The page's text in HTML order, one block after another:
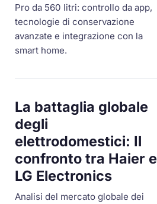
Pro da 560 litri: controllo da app,
tecnologie di conservazione
avanzate e integrazione con la
smart home.
La battaglia globale
degli
elettrodomestici: Il
confronto tra Haier e
LG Electronics
Analisi del mercato globale dei